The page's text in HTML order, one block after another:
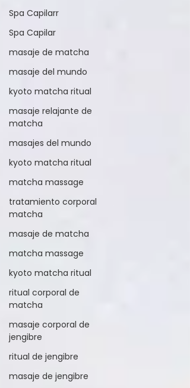
Spa Capilarr
Spa Capilar
masaje de matcha
masaje del mundo
kyoto matcha ritual
masaje relajante de
matcha
masajes del mundo
kyoto matcha ritual
matcha massage
tratamiento corporal
matcha
masaje de matcha
matcha massage
kyoto matcha ritual
ritual corporal de
matcha
masaje corporal de
jengibre
ritual de jengibre
masaje de jengibre